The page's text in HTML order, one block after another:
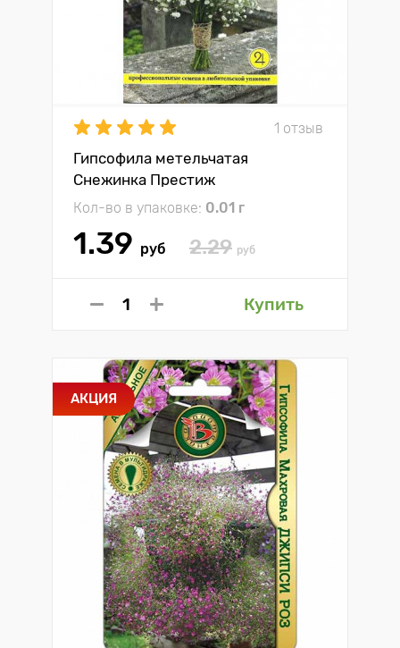
1 отзыв
Гипсофила метельчатая
Снежинка Престиж
Кол-во в упаковке: 0.01 г
1.39 руб 2.29 руб
Купить
АКЦИЯ